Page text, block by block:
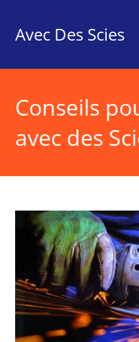
contentAvec Des Scies
Conseils
avec des